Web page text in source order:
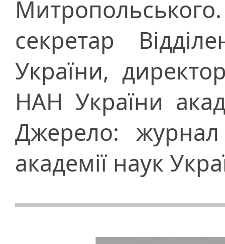
секретар
України,
НАН України
Джерело: журнал
академії наук